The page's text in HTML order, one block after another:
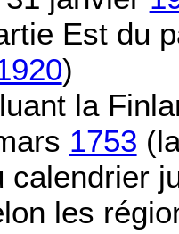
Est du
)
la
1753
calendrier
les